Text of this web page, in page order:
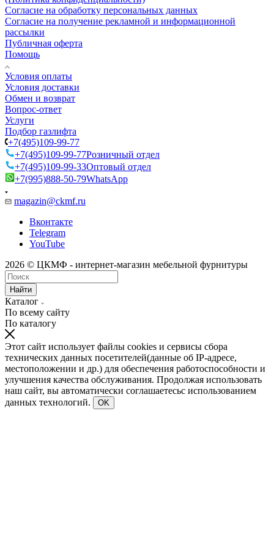
Согласие на обработку персональных данных
Согласие на получение рекламной и информационной
рассылки
Публичная оферта
Помощь
Условия оплаты
Условия доставки
Обмен и возврат
Вопрос-ответ
Услуги
Подбор газлифта
+7(495)109-99-77
+7(495)109-99-77Розничный отдел
+7(495)109-99-33Оптовый отдел
+7(995)888-50-79WhatsApp
magazin@ckmf.ru
Вконтакте
Telegram
YouTube
2026 © ЦКМФ - интернет-магазин мебельной фурнитуры
Найти
Каталог
По всему сайту
По каталогу
Этот сайт использует файлы cookies и сервисы сбора
технических данных посетителей(данные об IP-адресе,
местоположении и др.) для обеспечения работоспособности и
улучшения качества обслуживания. Продолжая использовать
наш сайт, вы автоматически соглашаетесьс использованием
данных технологий.
OK